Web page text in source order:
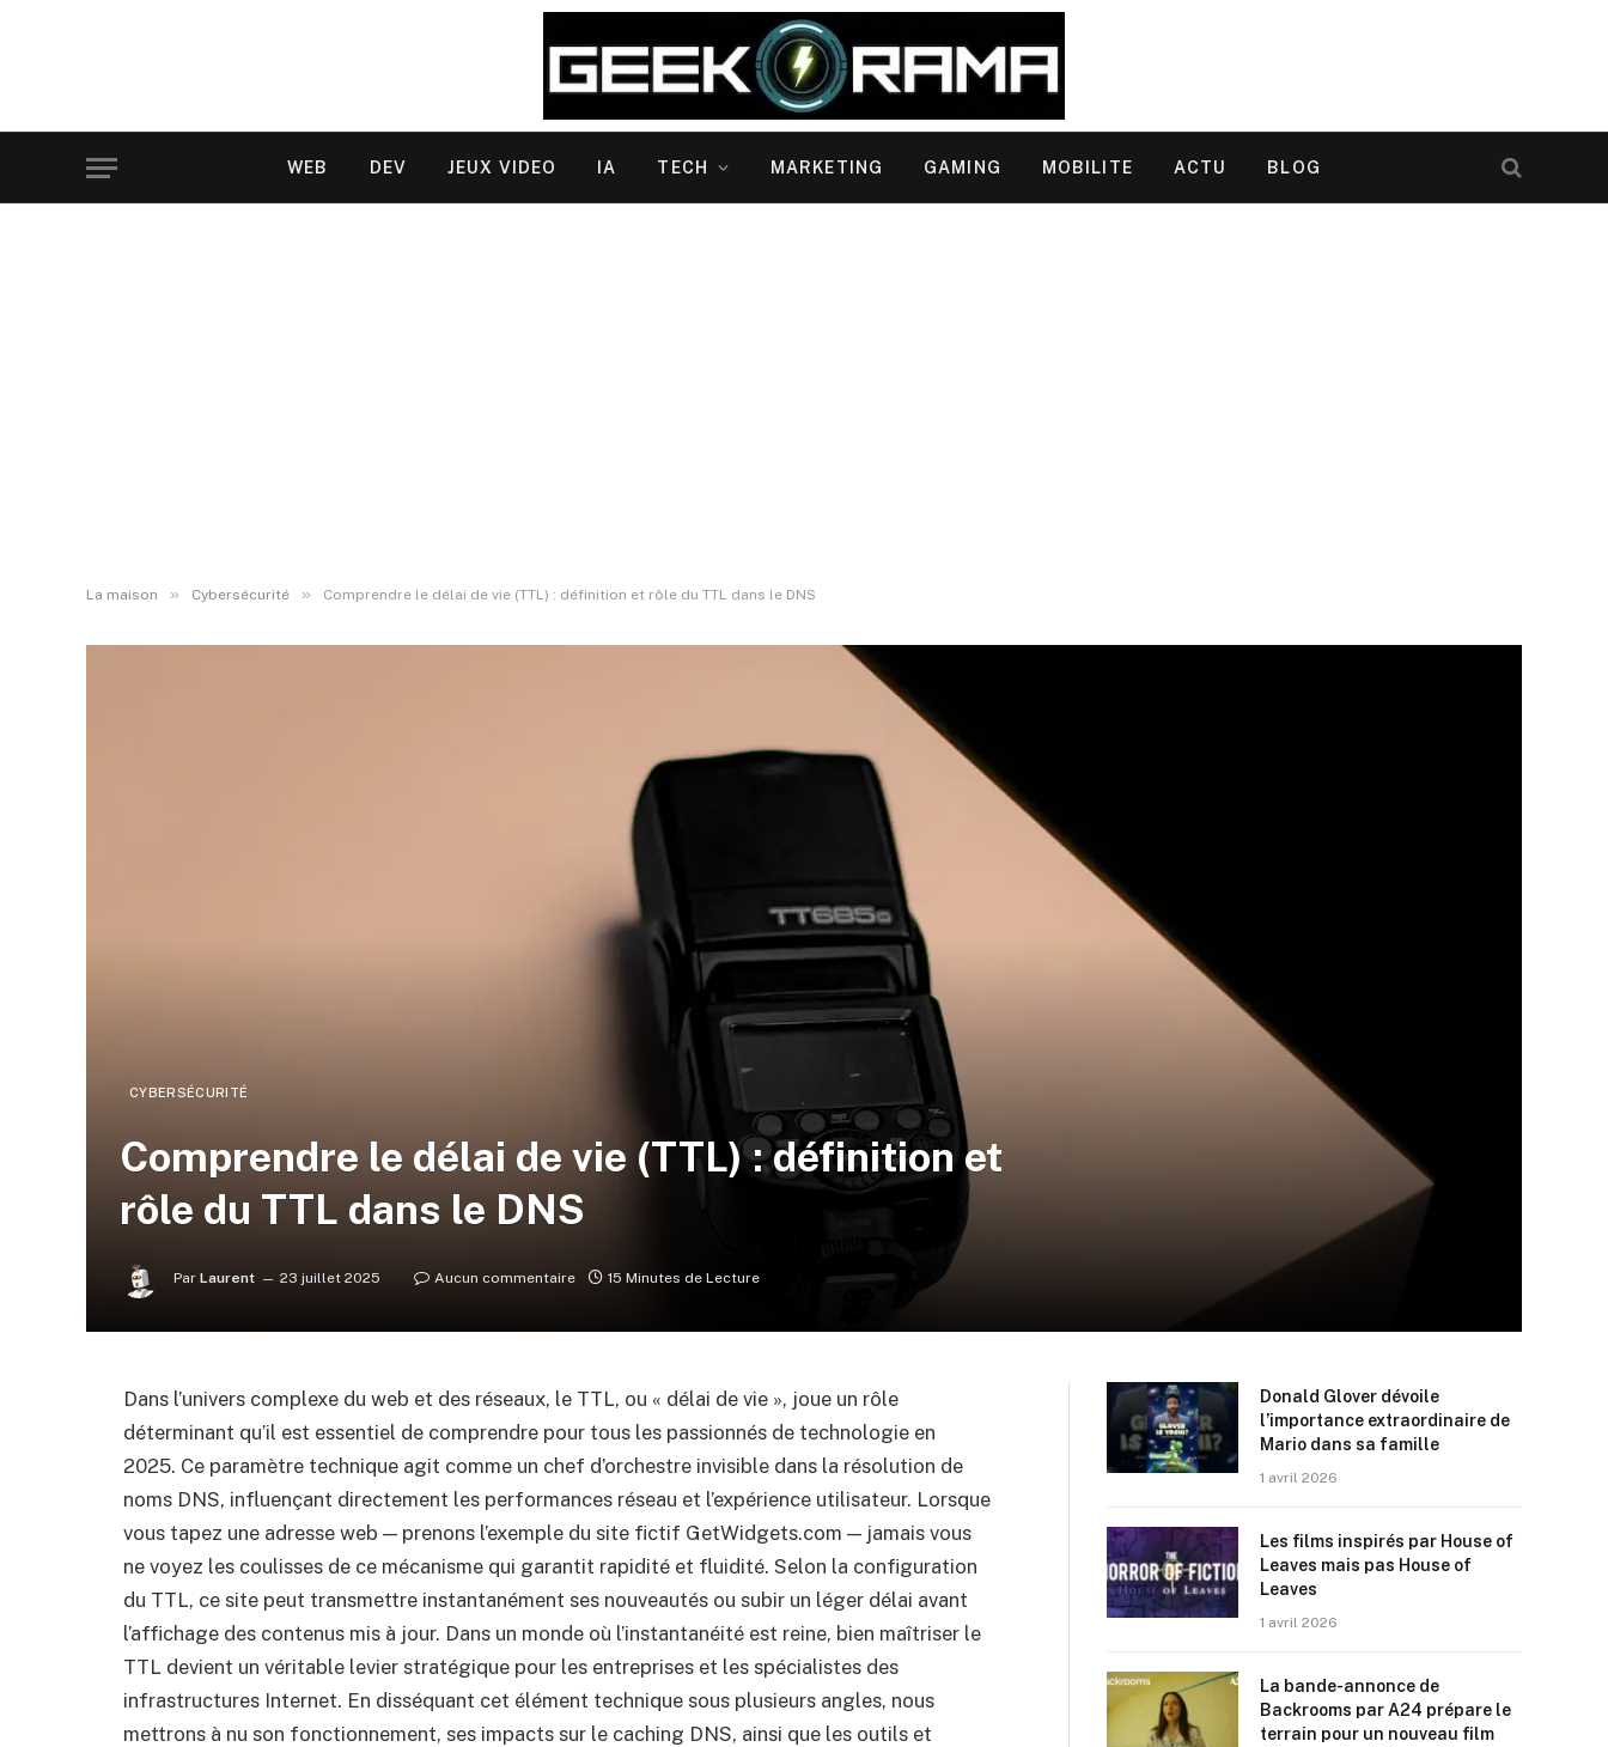
WEB DEV JEUX VIDEO IA TECH MARKETING GAMING MOBILITE ACTU BLOG
La maison » Cybersécurité » Comprendre le délai de vie (TTL) : définition et rôle du TTL dans le DNS
CYBERSÉCURITÉ
Comprendre le délai de vie (TTL) : définition et
rôle du TTL dans le DNS
Par Laurent 23 juillet 2025 Aucun commentaire 15 Minutes de Lecture
Dans l’univers complexe du web et des réseaux, le TTL, ou « délai de vie », joue un rôle
déterminant qu’il est essentiel de comprendre pour tous les passionnés de technologie en
2025. Ce paramètre technique agit comme un chef d’orchestre invisible dans la résolution de
noms DNS, influençant directement les performances réseau et l’expérience utilisateur. Lorsque
vous tapez une adresse web — prenons l’exemple du site fictif GetWidgets.com — jamais vous
ne voyez les coulisses de ce mécanisme qui garantit rapidité et fluidité. Selon la configuration
du TTL, ce site peut transmettre instantanément ses nouveautés ou subir un léger délai avant
l’affichage des contenus mis à jour. Dans un monde où l’instantanéité est reine, bien maîtriser le
TTL devient un véritable levier stratégique pour les entreprises et les spécialistes des
infrastructures Internet. En disséquant cet élément technique sous plusieurs angles, nous
mettrons à nu son fonctionnement, ses impacts sur le caching DNS, ainsi que les outils et
Donald Glover dévoile
l’importance extraordinaire de
Mario dans sa famille
1 avril 2026
Les films inspirés par House of
Leaves mais pas House of
Leaves
1 avril 2026
La bande-annonce de
Backrooms par A24 prépare le
terrain pour un nouveau film